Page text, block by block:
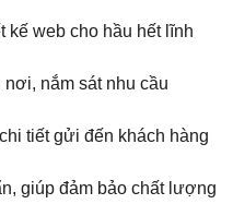
kế web cho hầu hết lĩnh
nắm sát nhu cầu
tiết gửi đến khách hàng
giúp đảm bảo chất lượng